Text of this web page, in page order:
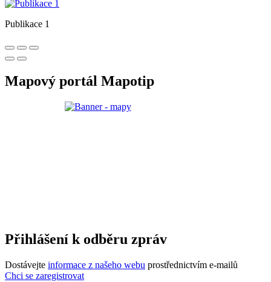
Publikace 1
Mapový portál Mapotip
Přihlášení k odběru zpráv
Dostávejte informace z našeho webu prostřednictvím e-mailů
Chci se zaregistrovat